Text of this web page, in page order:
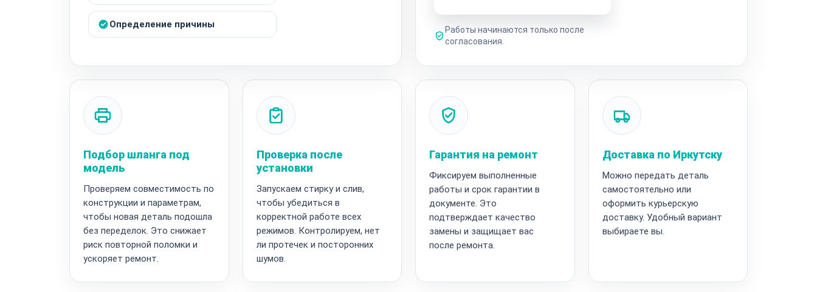
Определение причины
Работы начинаются только после
согласования.
Подбор шланга под
модель
Проверяем совместимость по
конструкции и параметрам,
чтобы новая деталь подошла
без переделок. Это снижает
риск повторной поломки и
ускоряет ремонт.
Проверка после
установки
Запускаем стирку и слив,
чтобы убедиться в
корректной работе всех
режимов. Контролируем, нет
ли протечек и посторонних
шумов.
Гарантия на ремонт
Фиксируем выполненные
работы и срок гарантии в
документе. Это
подтверждает качество
замены и защищает вас
после ремонта.
Доставка по Иркутску
Можно передать деталь
самостоятельно или
оформить курьерскую
доставку. Удобный вариант
выбираете вы.